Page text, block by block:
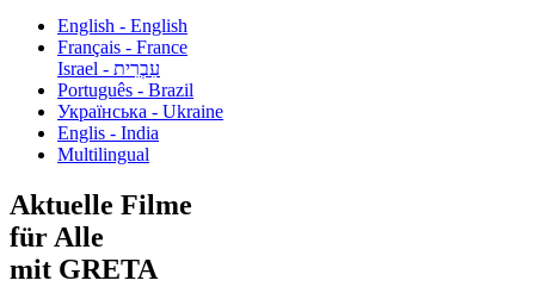
English - English
Français - France
עִבְרִית - Israel
Português - Brazil
Українська - Ukraine
Englis - India
Multilingual
Aktuelle Filme
für Alle
mit GRETA